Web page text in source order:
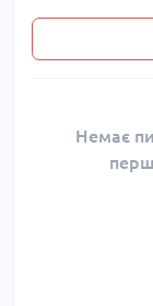
Немає